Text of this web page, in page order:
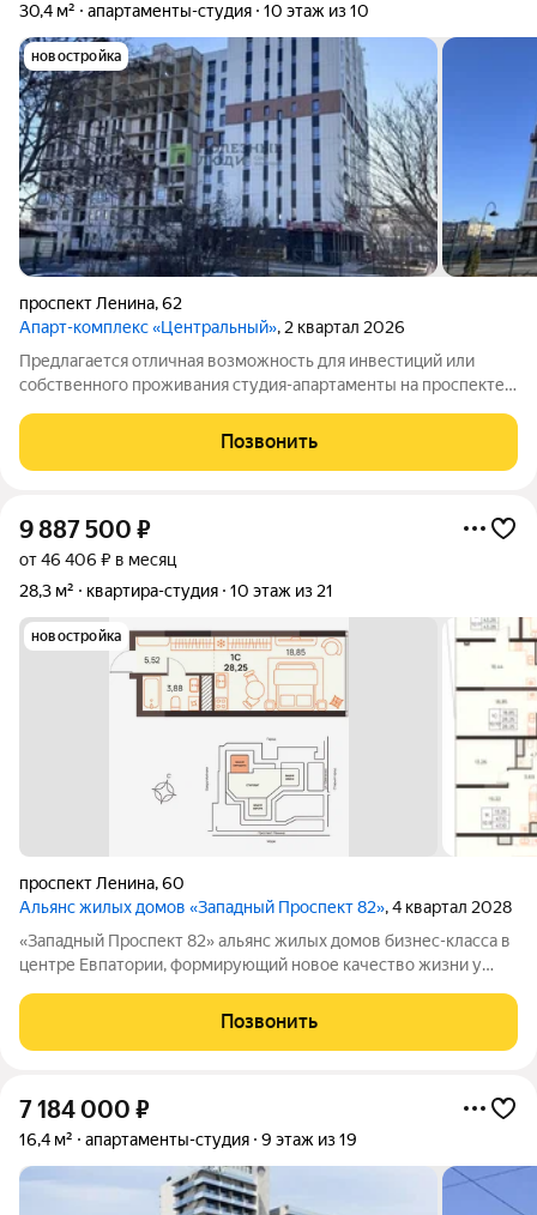
30,4 м² апартаменты-студия 10 этаж из 10
новостройка
проспект Ленина,62
Апарт-комплекс «Центральный», 2 квартал 2026
Предлагается отличная возможность для инвестиций или
собственного проживания студия-апартаменты на проспекте
цене 8 300 000 руб., все документы готовы сделка пройдет
быстро и без лишних
Позвонить
9 887 500 ₽
от 46 406 ₽ в месяц
28,3 м²
квартира-студия 10 этаж из 21
новостройка
проспект Ленина,60
Альянс жилых домов «Западный Проспект 82», 4 квартал 2028
«Западный Проспект 82» альянс жилых домов бизнес-класса в
центре Евпатории, формирующий новое качество жизни у
городской среды и курортного образа жизни: здесь можно
работать, развиваться и отдыхать,
Позвонить
7 184 000 ₽
16,4 м² апартаменты-студия 9 этаж из 19